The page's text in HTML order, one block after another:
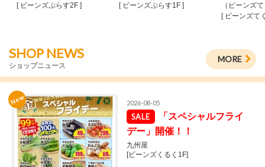
[ ビーンズぷらす2F ]
[ ビーンズぷらす1F ]
（ビーンズ
[ ビーンズて
SHOP NEWS
ショップニュース
MORE
New 2026-08-05
「スペシャルフライ
デー」開催！！
九州屋
[ビーンズくるく1F]